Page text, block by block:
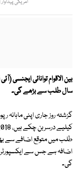
امریکی پیداوار 14.1ملین بیرل یومیہ تک پہنچ جائے گی۔ فوٹو: فائل
بین الاقوام توانائی ایجنسی
سال طلب سے بڑھے گی۔
گزشتہ روز جاری اپنی ماہانہ
طلب میں متوقع اضافے سے
اضافہ ہے جس سے
گی۔